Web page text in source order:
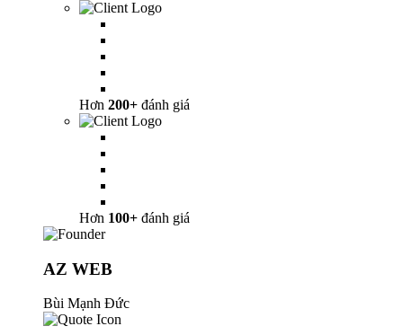
Hơn 200+ đánh giá
Hơn 100+ đánh giá
AZ WEB
Bùi Mạnh Đức